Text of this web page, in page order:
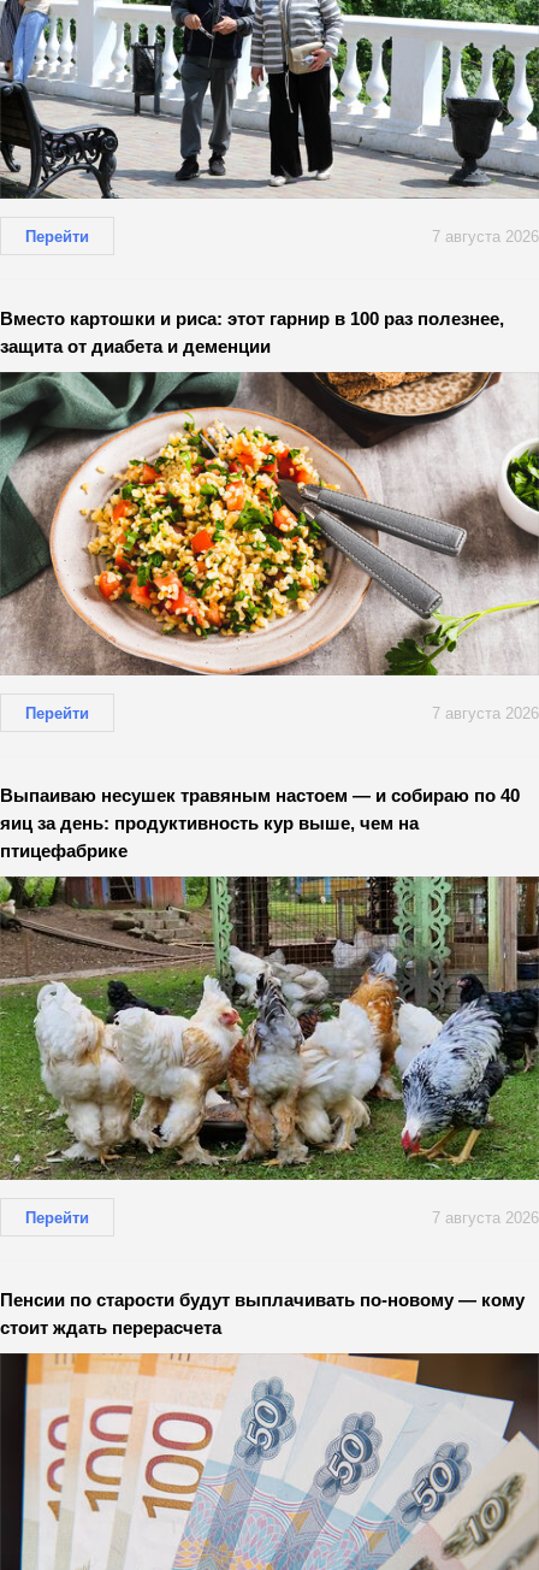
Перейти 7 августа 2026
Вместо картошки и риса: этот гарнир в 100 раз полезнее,
защита от диабета и деменции
Перейти 7 августа 2026
Выпаиваю несушек травяным настоем — и собираю по 40
яиц за день: продуктивность кур выше, чем на
птицефабрике
Перейти 7 августа 2026
Пенсии по старости будут выплачивать по-новому — кому
стоит ждать перерасчета